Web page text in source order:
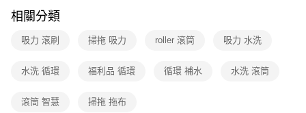
相關分類
吸力 滾刷 掃拖 吸力 roller 滾筒 吸力 水洗
水洗 循環 福利品 循環 循環 補水 水洗 滾筒
滾筒 智慧 掃拖 拖布